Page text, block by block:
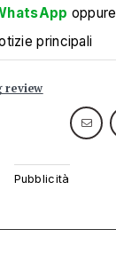
oppure
principali
review